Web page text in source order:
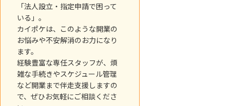
「法人設立・指定申請で困って
いる」。
カイポケは、このような開業の
お悩みや不安解消のお力になり
ます。
経験豊富な専任スタッフが、煩
雑な手続きやスケジュール管理
など開業まで伴走支援しますの
で、ぜひお気軽にご相談くださ